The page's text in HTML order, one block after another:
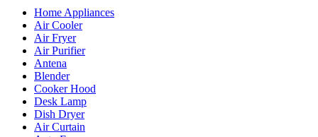
Home Appliances
Air Cooler
Air Fryer
Air Purifier
Antena
Blender
Cooker Hood
Desk Lamp
Dish Dryer
Air Curtain